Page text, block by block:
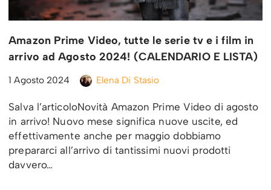
Amazon Prime Video, tutte le serie tv e i film in
arrivo ad Agosto 2024! (CALENDARIO E LISTA)
1 Agosto 2024 Elena Di Stasio
Salva l’articoloNovità Amazon Prime Video di agosto
in arrivo! Nuovo mese significa nuove uscite, ed
effettivamente anche per maggio dobbiamo
prepararci all’arrivo di tantissimi nuovi prodotti
davvero…